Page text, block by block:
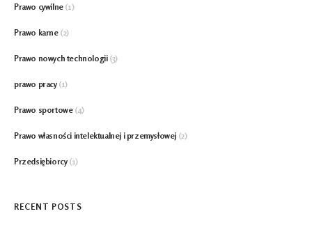
Prawo cywilne(1)
Prawo karne(2)
Prawo nowych technologii(3)
prawo pracy(1)
Prawo sportowe(4)
Prawo własności intelektualnej i przemysłowej (2)
Przedsiębiorcy(1)
RECENT POSTS